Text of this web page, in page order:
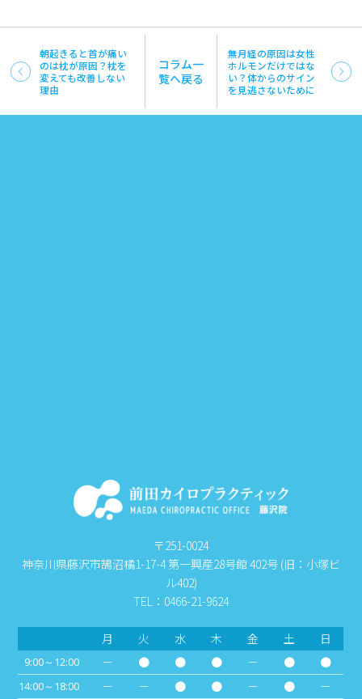
朝起きると首が痛い
のは枕が原因？枕を
変えても改善しない
理由
コラム一
覧へ戻る
無月経の原因は女性
ホルモンだけではな
い？体からのサイン
を見逃さないために
〒251-0024
神奈川県藤沢市鵠沼橘1-17-4 第一興産28号館 402号 (旧：小塚ビ
ル402)
TEL：0466-21-9624
月 火 水 木 金 土 日
9:00～12:00 － ● ● ● － ● ●
14:00～18:00 － － ● ● － ●
－